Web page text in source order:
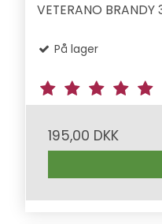
VETERANO
På lager
195,00 DKK